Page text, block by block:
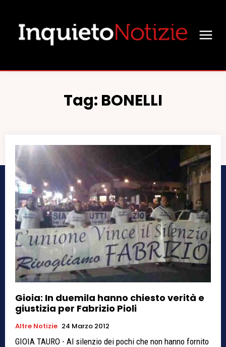
Tag: BONELLI
Gioia: In duemila hanno chiesto verità e
giustizia per Fabrizio Pioli
Altre Notizie 24 Marzo 2012
GIOIA TAURO - Al silenzio dei pochi che non hanno fornito